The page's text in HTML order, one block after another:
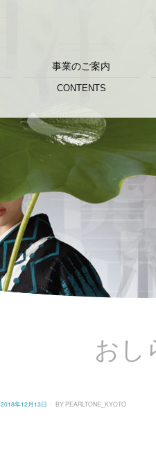
事業のご案内
CONTENTS
おし
POSTED
2018年12月13日 BY PEARLTONE_KYOTO